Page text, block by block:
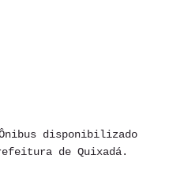
disponibilizado
de Quixadá.